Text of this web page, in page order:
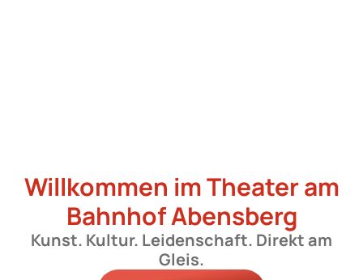
Willkommen im Theater am
Bahnhof Abensberg
Kunst. Kultur. Leidenschaft. Direkt am
Gleis.